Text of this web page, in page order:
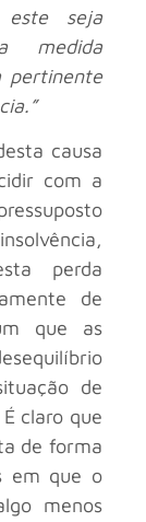
seja
medida
pertinente
causa
com a
perda
de
que as
de
claro que
de forma
em que o
menos